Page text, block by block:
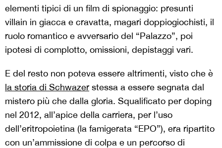
elementi tipici di un film di spionaggio: presunti
villain in giacca e cravatta, magari doppiogiochisti, il
ruolo romantico e avversario del “Palazzo”, poi
ipotesi di complotto, omissioni, depistaggi vari.
E del resto non poteva essere altrimenti, visto che è
la storia di Schwazer stessa a essere segnata dal
mistero più che dalla gloria. Squalificato per doping
nel 2012, all’apice della carriera, per l’uso
dell’eritropoietina (la famigerata “EPO”), era ripartito
con un’ammissione di colpa e un percorso di